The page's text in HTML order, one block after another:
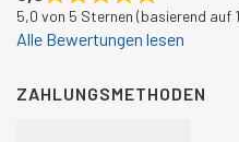
5,0 von 5 Sternen (basierend auf
Alle Bewertungen lesen
ZAHLUNGSMETHODEN